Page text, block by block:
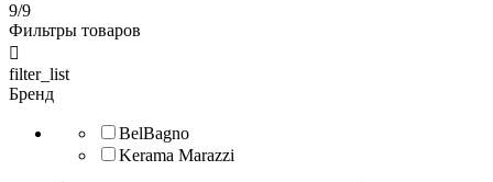
9/9
Фильтры товаров

filter_list
Бренд
BelBagno
Kerama Marazzi